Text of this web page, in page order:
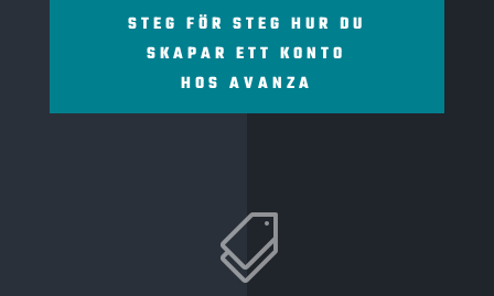
STEG FÖR STEG HUR DU
SKAPAR ETT KONTO
HOS AVANZA
